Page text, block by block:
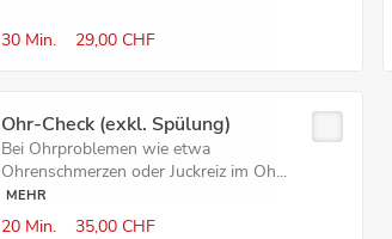
30 Min. 29,00 CHF
Ohr-Check (exkl. Spülung)
Bei Ohrproblemen wie etwa
Ohrenschmerzen oder Juckreiz im Oh...
MEHR
20 Min. 35,00 CHF